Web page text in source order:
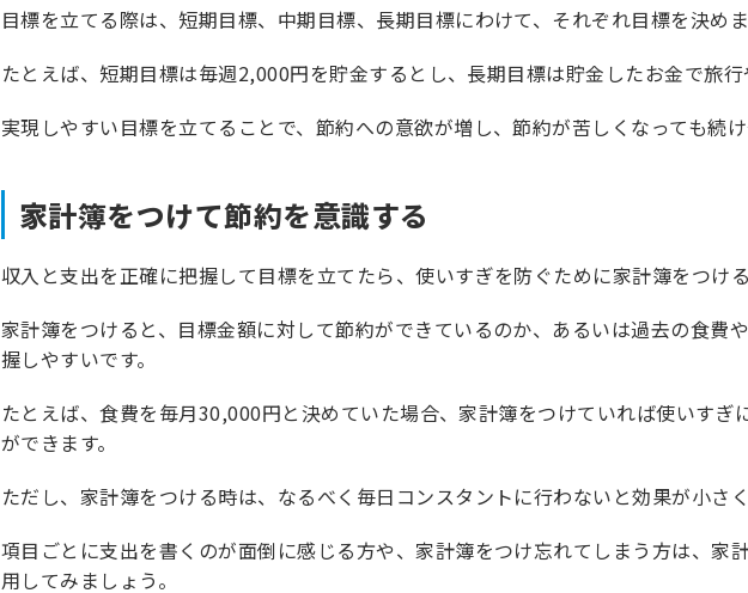
目標を立てる際は、短期目標、中期目標、長期目標にわけて、それぞれ目標を決め
たとえば、短期目標は毎週2,000円を貯金するとし、長期目標は貯金したお金で旅
実現しやすい目標を立てることで、節約への意欲が増し、節約が苦しくなっても続
家計簿をつけて節約を意識する
収入と支出を正確に把握して目標を立てたら、使いすぎを防ぐために家計簿をつけ
家計簿をつけると、目標金額に対して節約ができているのか、あるいは過去の食費
握しやすいです。
たとえば、食費を毎月30,000円と決めていた場合、家計簿をつけていれば使いす
ができます。
ただし、家計簿をつける時は、なるべく毎日コンスタントに行わないと効果が小さ
項目ごとに支出を書くのが面倒に感じる方や、家計簿をつけ忘れてしまう方は、家
用してみましょう。